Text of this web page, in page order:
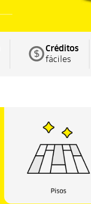
Créditos
fáciles